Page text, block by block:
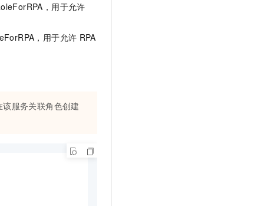
，用于允许
，用于允许 RPA
服务关联角色创建
创作平台